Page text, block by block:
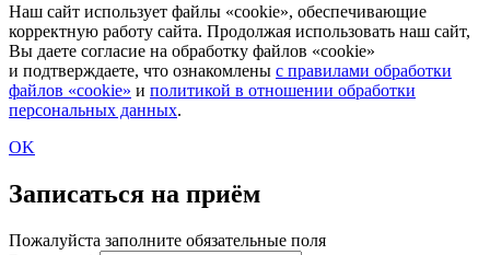
Наш сайт использует файлы «cookie», обеспечивающие
корректную работу сайта. Продолжая использовать наш сайт,
Вы даете согласие на обработку файлов «cookie»
и подтверждаете, что ознакомлены с правилами обработки
файлов «cookie» и политикой в отношении обработки
персональных данных.
OK
Записаться на приём
Пожалуйста заполните обязательные поля